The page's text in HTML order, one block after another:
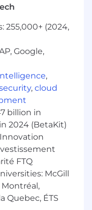
mathématiques,
dans ces
en tant que
l'industrie du
en C++, y
et/ou en calcul
255,000+ (2024,
Google,
,
, cloud
billion in
2024 (BetaKit)
FTQ
McGill
Quebec, ÉTS